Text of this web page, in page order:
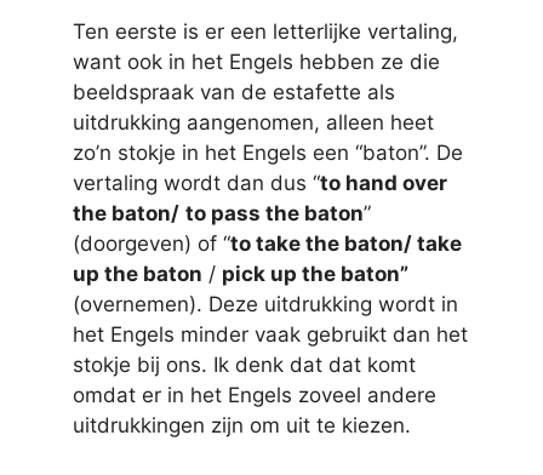
Ten eerste is er een letterlijke vertaling,
want ook in het Engels hebben ze die
beeldspraak van de estafette als
uitdrukking aangenomen, alleen heet
zo’n stokje in het Engels een “baton”. De
vertaling wordt dan dus “to hand over
the baton/ to pass the baton”
(doorgeven) of “to take the baton/ take
up the baton / pick up the baton”
(overnemen). Deze uitdrukking wordt in
het Engels minder vaak gebruikt dan het
stokje bij ons. Ik denk dat dat komt
omdat er in het Engels zoveel andere
uitdrukkingen zijn om uit te kiezen.